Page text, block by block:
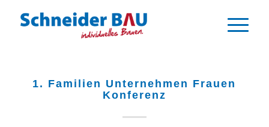
1. Familien Unternehmen Frauen
Konferenz